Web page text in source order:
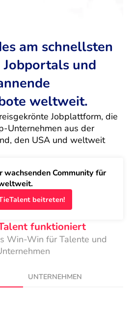
am schnellsten
und
weltweit.
Jobplattform, die
Unternehmen aus der
den USA und weltweit
wachsenden Community für
beitreten!
funktioniert
Win-Win für Talente und
UNTERNEHMEN